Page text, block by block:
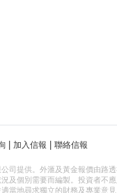
加入信報 聯絡信報
司提供。外滙及黃金報價由路透
及個別需要而編製。投資者不
當地尋求獨立的財務及專業意